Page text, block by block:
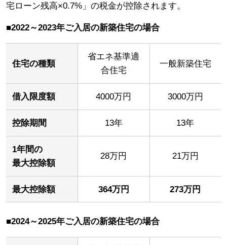
宅ローン残高×0.7%」の税金が控除されます。
■2022～2023年ご入居の新築住宅の場合
住宅の種類
省エネ基準適
合住宅
一般新築住宅
借入限度額 4000万円 3000万円
控除期間 13年 13年
1年間の
最大控除額
28万円 21万円
最大控除額 364万円 273万円
■2024～2025年ご入居の新築住宅の場合